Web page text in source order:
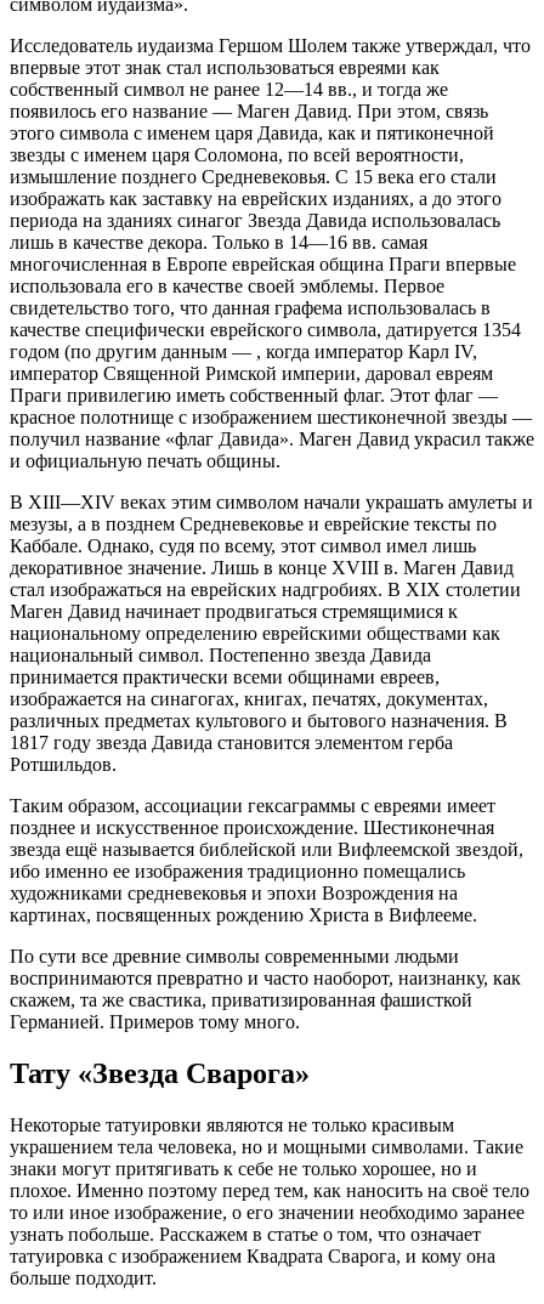
Исследователь иудаизма Гершом Шолем также утверждал, что
впервые этот знак стал использоваться евреями как
собственный символ не ранее 12—14 вв., и тогда же
появилось его название — Маген Давид. При этом, связь
этого символа с именем царя Давида, как и пятиконечной
звезды с именем царя Соломона, по всей вероятности,
измышление позднего Средневековья. С 15 века его стали
изображать как заставку на еврейских изданиях, а до этого
периода на зданиях синагог Звезда Давида использовалась
лишь в качестве декора. Только в 14—16 вв. самая
многочисленная в Европе еврейская община Праги впервые
использовала его в качестве своей эмблемы. Первое
свидетельство того, что данная графема использовалась в
качестве специфически еврейского символа, датируется 1354
годом (по другим данным — , когда император Карл IV,
император Священной Римской империи, даровал евреям
Праги привилегию иметь собственный флаг. Этот флаг —
красное полотнище с изображением шестиконечной звезды —
получил название «флаг Давида». Маген Давид украсил также
и официальную печать общины.
В XIII—XIV веках этим символом начали украшать амулеты и
мезузы, а в позднем Средневековье и еврейские тексты по
Каббале. Однако, судя по всему, этот символ имел лишь
декоративное значение. Лишь в конце XVIII в. Маген Давид
стал изображаться на еврейских надгробиях. В XIX столетии
Маген Давид начинает продвигаться стремящимися к
национальному определению еврейскими обществами как
национальный символ. Постепенно звезда Давида
принимается практически всеми общинами евреев,
изображается на синагогах, книгах, печатях, документах,
различных предметах культового и бытового назначения. В
1817 году звезда Давида становится элементом герба
Ротшильдов.
Таким образом, ассоциации гексаграммы с евреями имеет
позднее и искусственное происхождение. Шестиконечная
звезда ещё называется библейской или Вифлеемской звездой,
ибо именно ее изображения традиционно помещались
художниками средневековья и эпохи Возрождения на
картинах, посвященных рождению Христа в Вифлееме.
По сути все древние символы современными людьми
воспринимаются превратно и часто наоборот, наизнанку, как
скажем, та же свастика, приватизированная фашисткой
Германией. Примеров тому много.
Тату «Звезда Сварога»
Некоторые татуировки являются не только красивым
украшением тела человека, но и мощными символами. Такие
знаки могут притягивать к себе не только хорошее, но и
плохое. Именно поэтому перед тем, как наносить на своё тело
то или иное изображение, о его значении необходимо заранее
узнать побольше. Расскажем в статье о том, что означает
татуировка с изображением Квадрата Сварога, и кому она
больше подходит.